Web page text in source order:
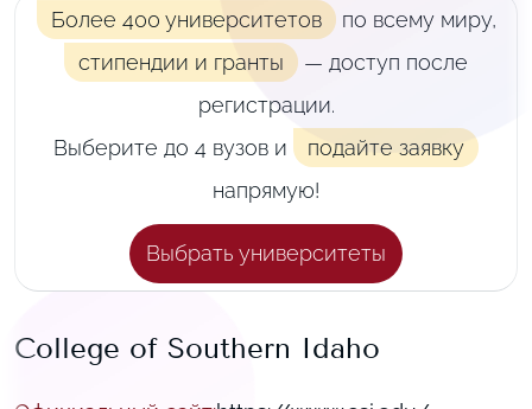
Более 400 университетов по всему миру,
стипендии и гранты
— доступ после
регистрации.
Выберите до 4 вузов и
подайте заявку
напрямую!
Выбрать университеты
College of Southern Idaho